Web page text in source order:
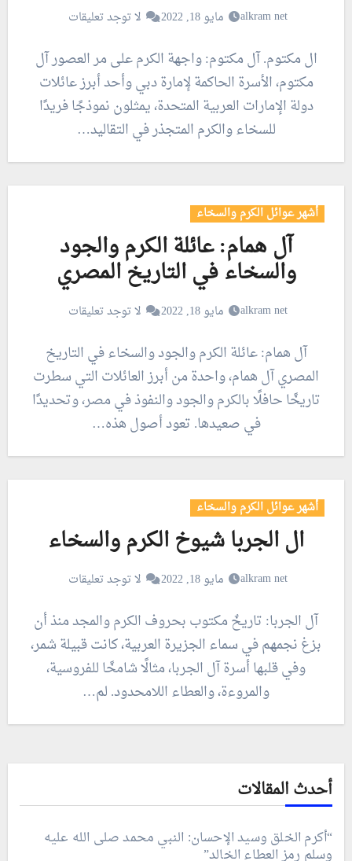
alkram net مايو 18, 2022 لا توجد تعليقات
ال مكتوم. آل مكتوم: واجهة الكرم على مر العصور آل
مكتوم، الأسرة الحاكمة لإمارة دبي وأحد أبرز عائلات
دولة الإمارات العربية المتحدة، يمثلون نموذجًا فريدًا
للسخاء والكرم المتجذر في التقاليد…
أشهر عوائل الكرم والسخاء
آل همام: عائلة الكرم والجود
والسخاء في التاريخ المصري
alkram net مايو 18, 2022 لا توجد تعليقات
آل همام: عائلة الكرم والجود والسخاء في التاريخ
المصري آل همام، واحدة من أبرز العائلات التي سطرت
تاريخًا حافلًا بالكرم والجود والنفوذ في مصر، وتحديدًا
في صعيدها. تعود أصول هذه…
أشهر عوائل الكرم والسخاء
ال الجربا شيوخ الكرم والسخاء
alkram net مايو 18, 2022 لا توجد تعليقات
آل الجربا: تاريخٌ مكتوب بحروف الكرم والمجد منذ أن
بزغ نجمهم في سماء الجزيرة العربية، كانت قبيلة شمر،
وفي قلبها أسرة آل الجربا، مثالًا شامخًا للفروسية،
والمروءة، والعطاء اللامحدود. لم…
أحدث المقالات
“أكرم الخلق وسيد الإحسان: النبي محمد صلى الله عليه
وسلم رمز العطاء الخالد”